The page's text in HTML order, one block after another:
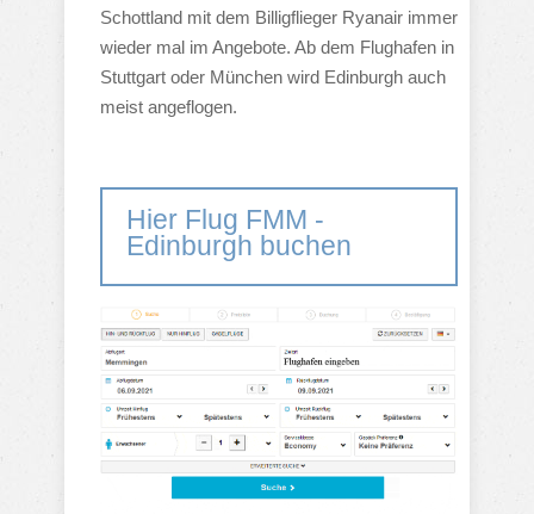
Schottland mit dem Billigflieger Ryanair immer
wieder mal im Angebote. Ab dem Flughafen in
Stuttgart oder München wird Edinburgh auch
meist angeflogen.
Hier Flug FMM -
Edinburgh buchen